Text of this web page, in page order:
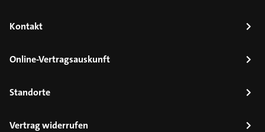
Kontakt
Online-Vertragsauskunft
Standorte
Vertrag widerrufen